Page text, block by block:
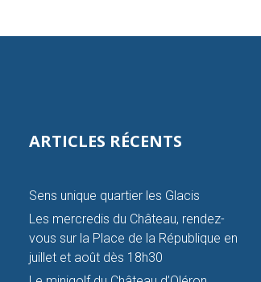
ARTICLES RÉCENTS
Sens unique quartier les Glacis
Les mercredis du Château, rendez-
vous sur la Place de la République en
juillet et août dès 18h30